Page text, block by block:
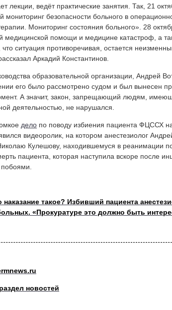
лекции, ведёт практические занятия. Так, 21
мониторинг безопасности больного в
Мониторинг состояния больного». 28
медицинской помощи и медицине катастроф, а
ситуация противоречивая, остается
Аркадий Константинов.
образовательной организации, Андрей
его было рассмотрено судом и был вынесен
А значит, закон, запрещающий людям,
деятельностью, не нарушался.
дело по поводу избиения пациента ФЦССХ
видеоролик, на котором анестезиолог
Кулешову, находившемуся в реанимации
пациента, которая наступила вскоре после
наказание такое? Избивший пациента
«Прокуратуре это должно быть
новостей